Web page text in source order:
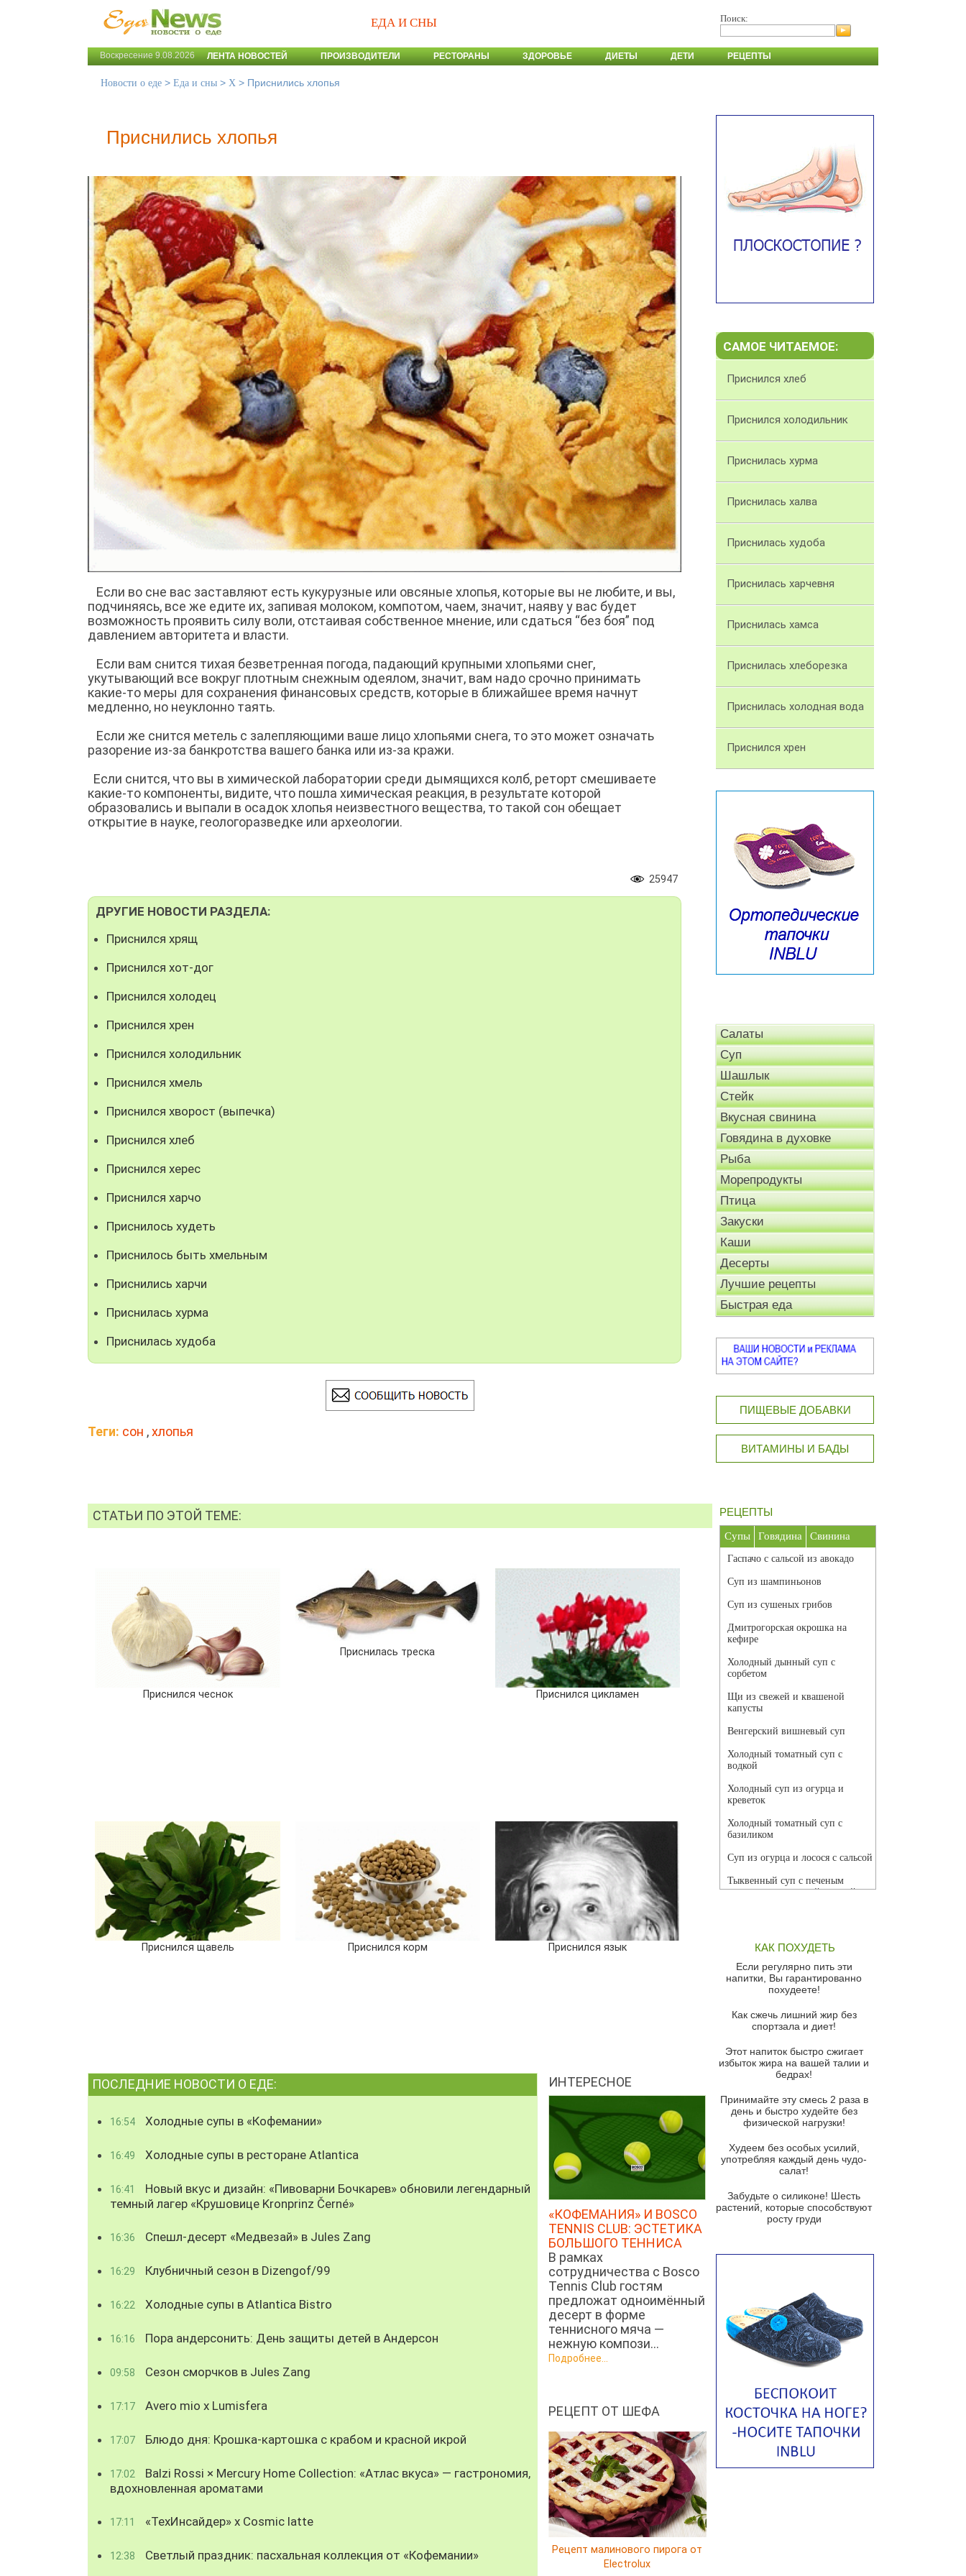
ЕДА И СНЫ Поиск:
Воскресение 9.08.2026 ЛЕНТА НОВОСТЕЙ ПРОИЗВОДИТЕЛИ РЕСТОРАНЫ ЗДОРОВЬЕ ДИЕТЫ ДЕТИ РЕЦЕПТЫ
Новости о еде > Еда и сны > Х > Приснились хлопья
Приснились хлопья
Если во сне вас заставляют есть кукурузные или овсяные хлопья, которые вы не любите, и вы,
подчиняясь, все же едите их, запивая молоком, компотом, чаем, значит, наяву у вас будет
возможность проявить силу воли, отстаивая собственное мнение, или сдаться “без боя” под
давлением авторитета и власти.
Если вам снится тихая безветренная погода, падающий крупными хлопьями снег,
укутывающий все вокруг плотным снежным одеялом, значит, вам надо срочно принимать
какие-то меры для сохранения финансовых средств, которые в ближайшее время начнут
медленно, но неуклонно таять.
Если же снится метель с залепляющими ваше лицо хлопьями снега, то это может означать
разорение из-за банкротства вашего банка или из-за кражи.
Если снится, что вы в химической лаборатории среди дымящихся колб, реторт смешиваете
какие-то компоненты, видите, что пошла химическая реакция, в результате которой
образовались и выпали в осадок хлопья неизвестного вещества, то такой сон обещает
открытие в науке, геологоразведке или археологии.
25947
ДРУГИЕ НОВОСТИ РАЗДЕЛА:
Приснился хрящ
Приснился хот-дог
Приснился холодец
Приснился хрен
Приснился холодильник
Приснился хмель
Приснился хворост (выпечка)
Приснился хлеб
Приснился херес
Приснился харчо
Приснилось худеть
Приснилось быть хмельным
Приснились харчи
Приснилась хурма
Приснилась худоба
Теги: сон ,хлопья
СТАТЬИ ПО ЭТОЙ ТЕМЕ:
Приснился чеснок
Приснилась треска
Приснился цикламен
Приснился щавель Приснился корм Приснился язык
ПОСЛЕДНИЕ НОВОСТИ О ЕДЕ:
16:54 Холодные супы в «Кофемании»
16:49 Холодные супы в ресторане Atlantica
16:41
Новый вкус и дизайн: «Пивоварни Бочкарев» обновили легендарный
темный лагер «Крушовице Kronprinz Černé»
16:36 Спешл-десерт «Медвезай» в Jules Zang
16:29 Клубничный сезон в Dizengof/99
16:22 Холодные супы в Atlantica Bistro
16:16 Пора андерсонить: День защиты детей в Андерсон
09:58 Сезон сморчков в Jules Zang
17:17 Avero mio x Lumisfera
17:07 Блюдо дня: Крошка-картошка с крабом и красной икрой
17:02
Balzi Rossi × Mercury Home Collection: «Атлас вкуса» — гастрономия,
вдохновленная ароматами
17:11 «ТехИнсайдер» х Cosmic latte
12:38 Светлый праздник: пасхальная коллекция от «Кофемании»
ИНТЕРЕСНОЕ
«КОФЕМАНИЯ» И BOSCO
TENNIS CLUB: ЭСТЕТИКА
БОЛЬШОГО ТЕННИСА
В рамках
сотрудничества с Bosco
Tennis Club гостям
предложат одноимённый
десерт в форме
теннисного мяча —
нежную компози...
Подробнее...
РЕЦЕПТ ОТ ШЕФА
Рецепт малинового пирога от
Electrolux
САМОЕ ЧИТАЕМОЕ:
Приснился хлеб
Приснился холодильник
Приснилась хурма
Приснилась халва
Приснилась худоба
Приснилась харчевня
Приснилась хамса
Приснилась хлеборезка
Приснилась холодная вода
Приснился хрен
Салаты
Суп
Шашлык
Стейк
Вкусная свинина
Говядина в духовке
Рыба
Морепродукты
Птица
Закуски
Каши
Десерты
Лучшие рецепты
Быстрая еда
ПИЩЕВЫЕ ДОБАВКИ
ВИТАМИНЫ И БАДЫ
РЕЦЕПТЫ
Супы Говядина Свинина
Гаспачо с сальсой из авокадо
Суп из шампиньонов
Суп из сушеных грибов
Дмитрогорская окрошка на
кефире
Холодный дынный суп с
сорбетом
Щи из свежей и квашеной
капусты
Венгерский вишневый суп
Холодный томатный суп с
водкой
Холодный суп из огурца и
креветок
Холодный томатный суп с
базиликом
Суп из огурца и лосося с сальсой
Тыквенный суп с печеным
чесноком и томатной сальсой
красного перца
Парижский луковый суп
Суп из спаржи и горошка с
Суп-крем из цветной капусты
Французский луковый суп
Суп из баклажанов с моцареллой
Грибной крем-суп с кростини с
козьим сыром
Суп мисо с зеленым луком и
тофу
из рукколы
Португальский чесночный суп с
Ирландский картофельный суп
Суп из пастернака
Пряный морковный суп во время
зимних холодов
Американский суп из красной
фасоли с сальсой гуакамоле
Острый чечевичный суп с
кремом из петрушки
Суп с лапшой рамен в
КАК ПОХУДЕТЬ
Если регулярно пить эти
напитки, Вы гарантированно
похудеете!
Как сжечь лишний жир без
спортзала и диет!
Этот напиток быстро сжигает
избыток жира на вашей талии и
бедрах!
Принимайте эту смесь 2 раза в
день и быстро худейте без
физической нагрузки!
Худеем без особых усилий,
употребляя каждый день чудо-
салат!
Забудьте о силиконе! Шесть
растений, которые способствуют
росту груди